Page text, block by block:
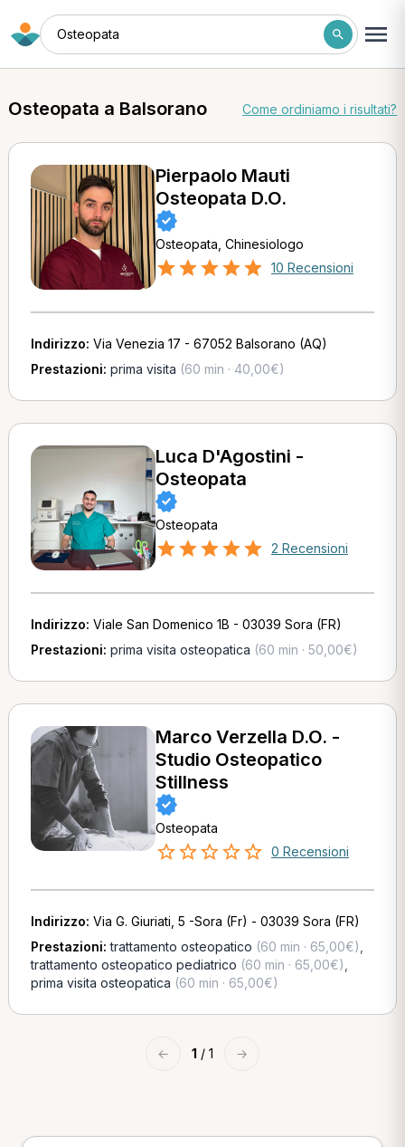
Osteopata
Osteopata a Balsorano Come ordiniamo i risultati?
Pierpaolo Mauti
Osteopata D.O.
Osteopata, Chinesiologo
10 Recensioni
Indirizzo: Via Venezia 17 - 67052 Balsorano (AQ)
Prestazioni: prima visita (60 min · 40,00€)
Luca D'Agostini -
Osteopata
Osteopata
2 Recensioni
Indirizzo: Viale San Domenico 1B - 03039 Sora (FR)
Prestazioni: prima visita osteopatica (60 min · 50,00€)
Marco Verzella D.O. -
Studio Osteopatico
Stillness
Osteopata
0 Recensioni
Indirizzo: Via G. Giuriati, 5 -Sora (Fr) - 03039 Sora (FR)
Prestazioni:trattamento osteopatico (60 min · 65,00€)
trattamento osteopatico pediatrico (60 min · 65,00€)
prima visita osteopatica (60 min · 65,00€)
← 1 / 1 →